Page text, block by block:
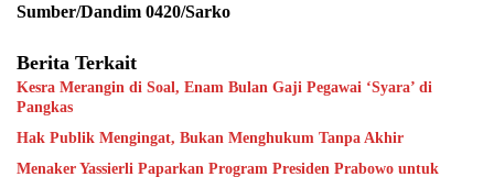
Sumber/Dandim 0420/Sarko
Berita Terkait
Kesra Merangin di Soal, Enam Bulan Gaji Pegawai ‘Syara’ di
Pangkas
Hak Publik Mengingat, Bukan Menghukum Tanpa Akhir
Menaker Yassierli Paparkan Program Presiden Prabowo untuk